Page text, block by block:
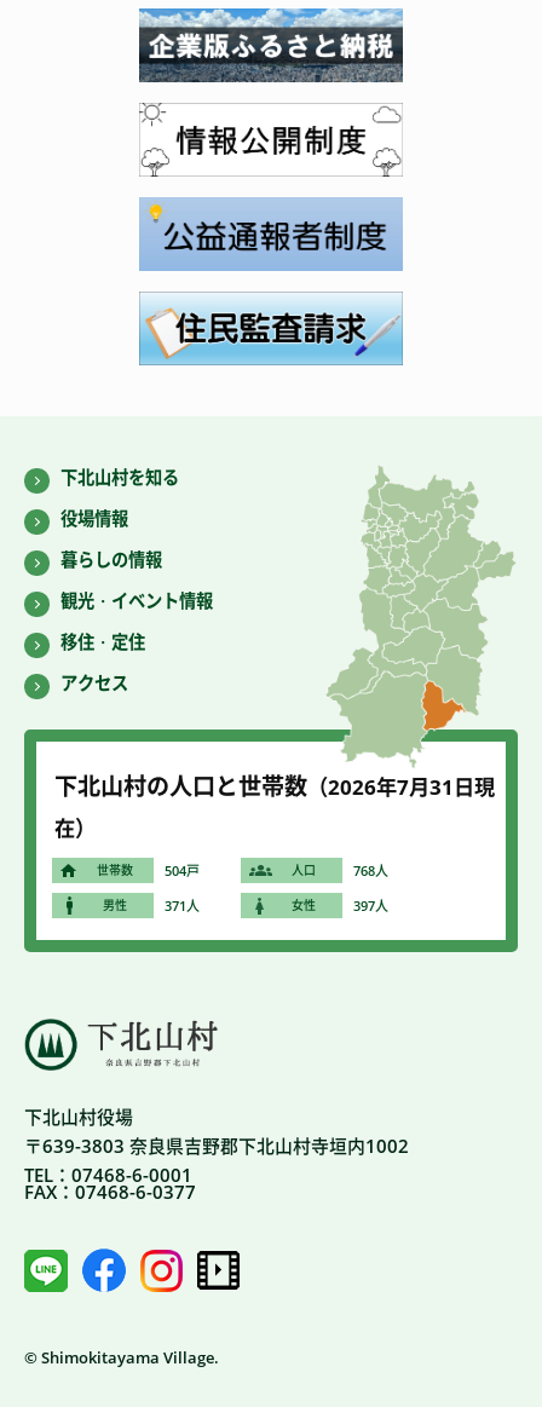
下北山村役場
〒639-3803 奈良県吉野郡下北山村寺垣内1002
TEL：07468-6-0001
FAX：07468-6-0377
© Shimokitayama Village.
下北山村を知る
役場情報
暮らしの情報
観光・イベント情報
移住・定住
アクセス
下北山村の人口と世帯数 （2026年7月31 日現
在）
世帯数 504戸 人口 768人
男性 371人 女性 397人